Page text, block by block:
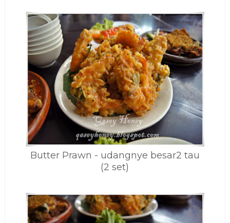
Butter Prawn - udangnye besar2 tau
(2 set)